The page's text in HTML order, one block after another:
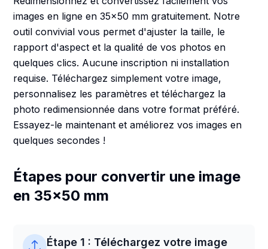
images en ligne en 35x50 mm gratuitement. Notre
outil convivial vous permet d'ajuster la taille, le
rapport d'aspect et la qualité de vos photos en
quelques clics. Aucune inscription ni installation
requise. Téléchargez simplement votre image,
personnalisez les paramètres et téléchargez la
photo redimensionnée dans votre format préféré.
Essayez-le maintenant et améliorez vos images en
quelques secondes !
Étapes pour convertir une image
en 35x50 mm
Étape 1 : Téléchargez votre image